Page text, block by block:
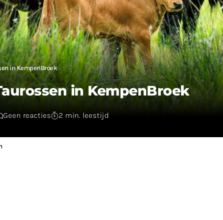
in KempenBroek
in KempenBroek
Geen reacties 2 min. leestijd